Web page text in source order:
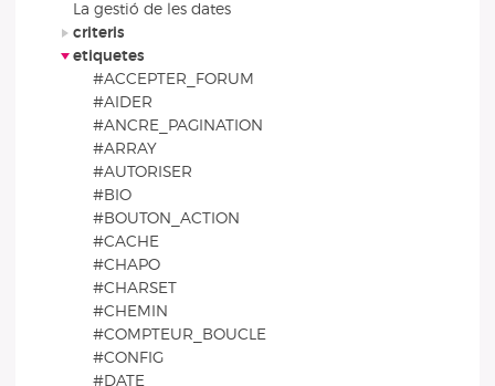
La gestió de les dates
criteris
etiquetes
#ACCEPTER_FORUM
#AIDER
#ANCRE_PAGINATION
#ARRAY
#AUTORISER
#BIO
#BOUTON_ACTION
#CACHE
#CHAPO
#CHARSET
#CHEMIN
#COMPTEUR_BOUCLE
#CONFIG
#DATE